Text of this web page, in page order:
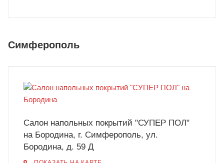
Симферополь
Салон напольных покрытий "СУПЕР ПОЛ"
на Бородина, г. Симферополь, ул.
Бородина, д. 59 Д